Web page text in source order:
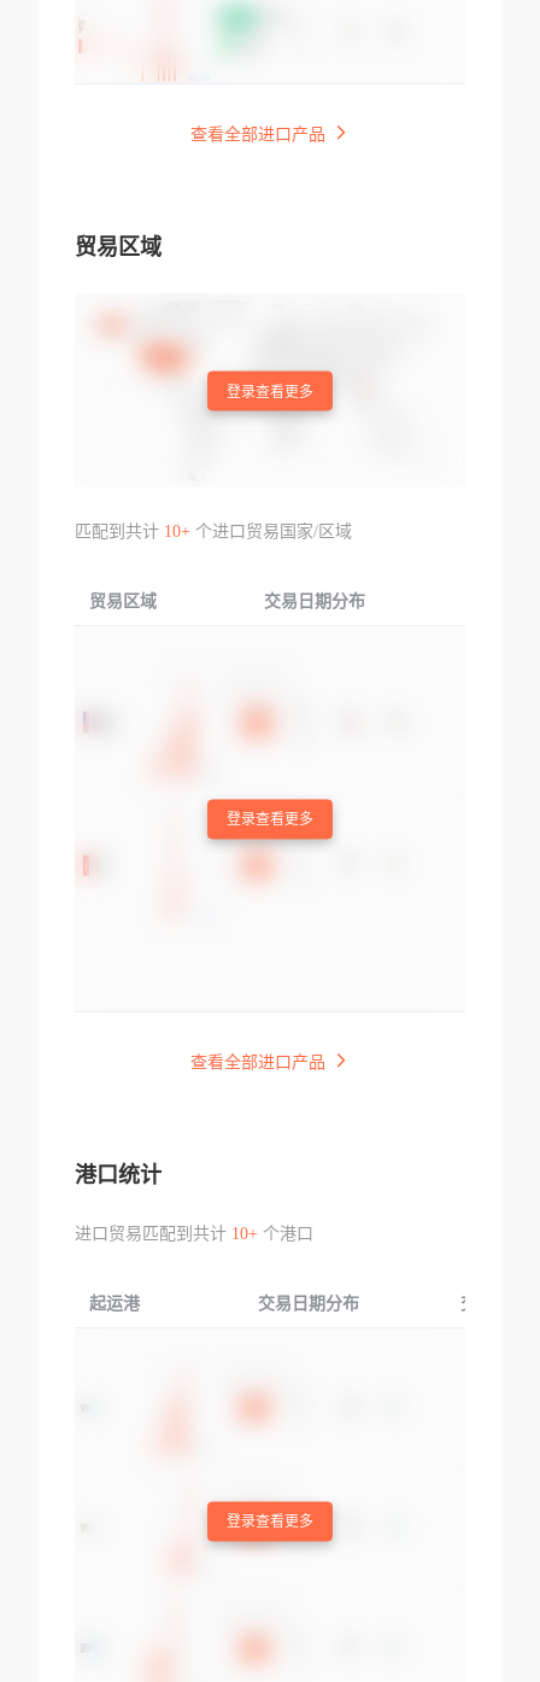
查看全部进口产品
贸易区域
登录查看更多
匹配到共计 10+个进口贸易国家/区域
贸易区域 交易日期分布
登录查看更多
查看全部进口产品
港口统计
进口贸易匹配到共计 10+个港口
起运港 交易日期分布 交易产品
登录查看更多